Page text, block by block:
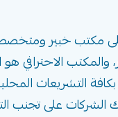
مكتب خبير
الاحترافي
التشريعات
الشركات على تجنب